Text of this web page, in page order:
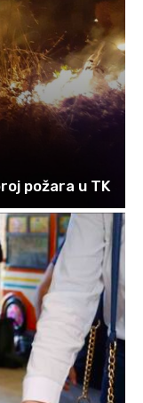
požara u TK